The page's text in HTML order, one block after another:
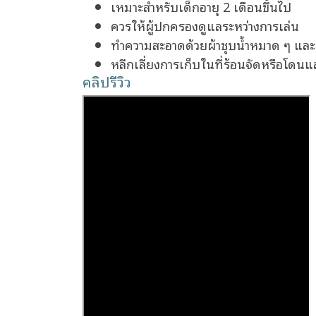
เหมาะสำหรับเด็กอายุ 2 เดือนขึ้นไป
ควรให้ผู้ปกครองดูแลระหว่างการเล่น
ทำความสะอาดด้วยผ้าชุบน้ำหมาด ๆ แล
หลีกเลี่ยงการเก็บในที่ร้อนจัดหรือโดน
คลิปรีวิว